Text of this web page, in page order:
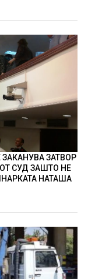
ЗАТВОР
СУД ЗАШТО НЕ
НАТАША